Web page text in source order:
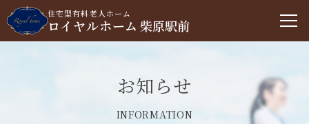
住宅型有料老人ホーム
ロイヤルホーム 柴原駅前
お知らせ
INFORMATION